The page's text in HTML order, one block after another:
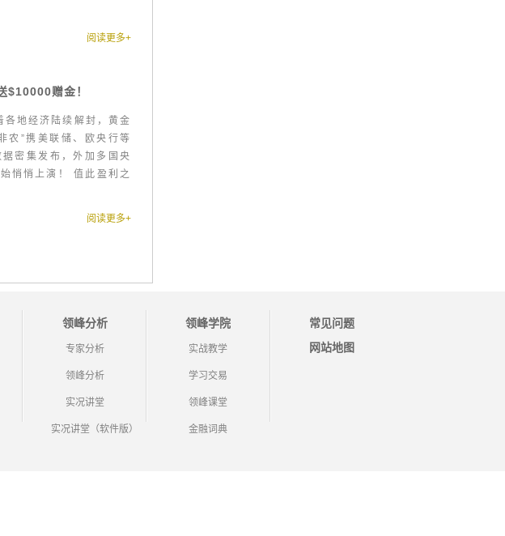
阅读更多+
$10000赠金！
地经济陆续解封，黄金
农”携美联储、欧央行等
密集发布，外加多国央
悄悄上演！ 值此盈利之
阅读更多+
领峰分析
专家分析
领峰分析
实况讲堂
实况讲堂（软件版）
领峰学院
实战教学
学习交易
领峰课堂
金融词典
常见问题
网站地图